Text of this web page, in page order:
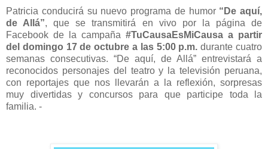
Patricia conducirá su nuevo programa de humor “De aquí,
de Allá”, que se transmitirá en vivo por la página de
Facebook de la campaña #TuCausaEsMiCausa a partir
del domingo 17 de octubre a las 5:00 p.m. durante cuatro
semanas consecutivas. “De aquí, de Allá” entrevistará a
reconocidos personajes del teatro y la televisión peruana,
con reportajes que nos llevarán a la reflexión, sorpresas
muy divertidas y concursos para que participe toda la
familia. -